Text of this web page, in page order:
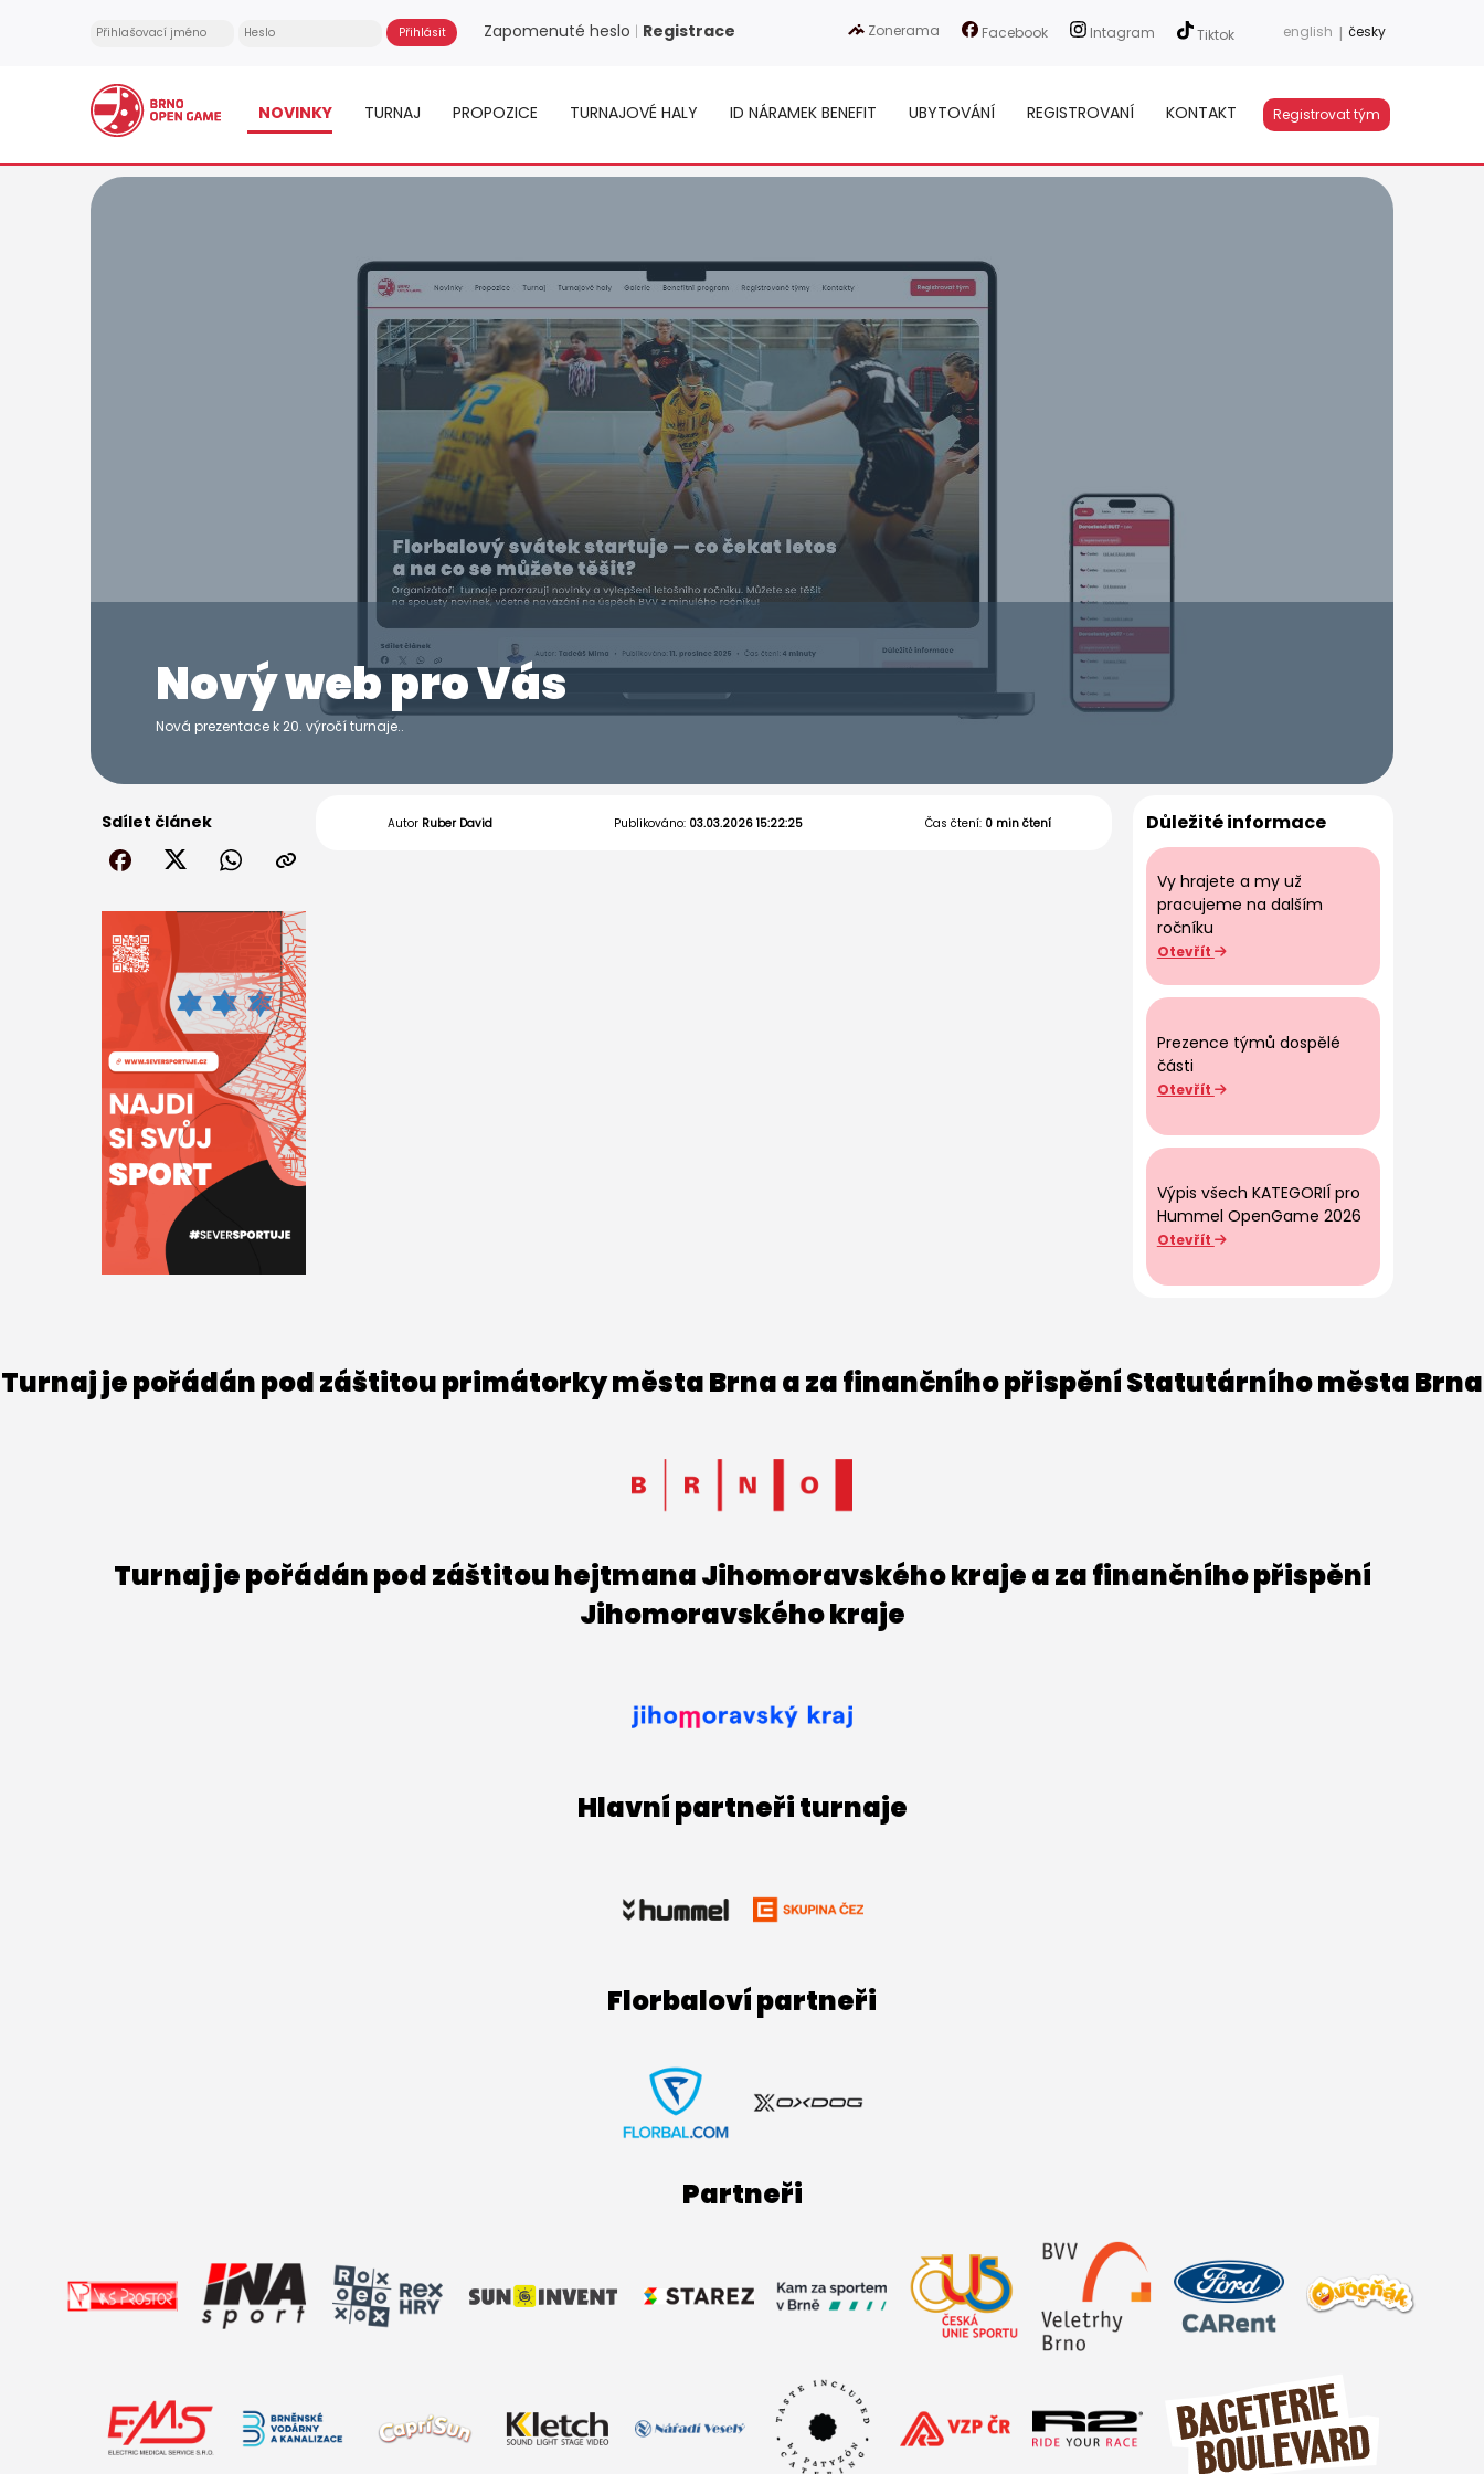
Zapomenuté heslo | Registrace Zonerama Facebook Intagram Tiktok english | česky
NOVINKY TURNAJ PROPOZICE TURNAJOVÉ HALY ID NÁRAMEK BENEFIT UBYTOVÁNÍ REGISTROVANÍ KONTAKT Registrovat tým
Nový web pro Vás
Nová prezentace k 20. výročí turnaje..
Sdílet článek Autor Ruber David Publikováno: 03.03.2026 15:22:25 Čas čtení: 0 min čtení Důležité informace
Vy hrajete a my už
pracujeme na dalším
ročníku
Otevřít
Prezence týmů dospělé
části
Otevřít
Výpis všech KATEGORIÍ pro
Hummel OpenGame 2026
Otevřít
Turnaj je pořádán pod záštitou primátorky města Brna a za finančního přispění Statutárního města Brna
Turnaj je pořádán pod záštitou hejtmana Jihomoravského kraje a za finančního přispění
Jihomoravského kraje
Hlavní partneři turnaje
Florbaloví partneři
Partneři